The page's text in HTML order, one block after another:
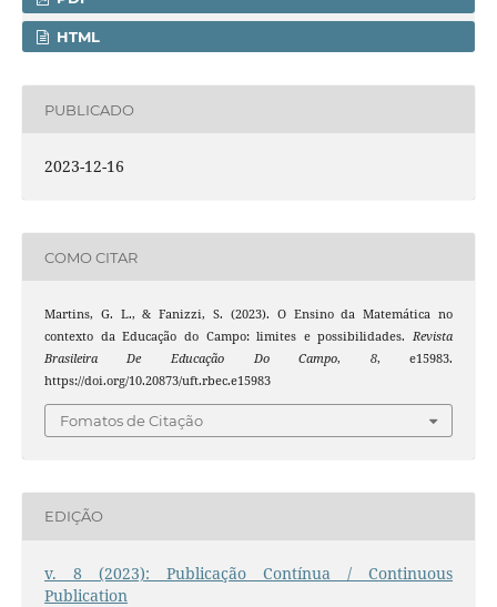
HTML
PUBLICADO
2023-12-16
COMO CITAR
Martins, G. L., & Fanizzi, S. (2023). O Ensino da Matemática no
contexto da Educação do Campo: limites e possibilidades.Revista
Brasileira De Educação Do Campo, 8, e15983.
https://doi.org/10.20873/uft.rbec.e15983
Fomatos de Citação
EDIÇÃO
v. 8 (2023): Publicação Contínua / Continuous
Publication